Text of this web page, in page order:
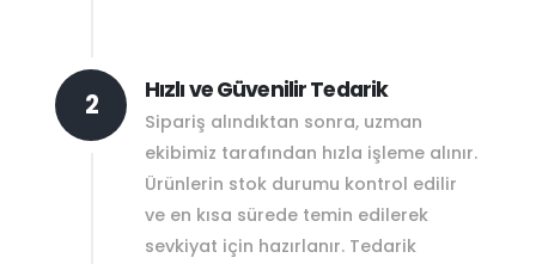
2 Hızlı ve Güvenilir Tedarik
Sipariş alındıktan sonra, uzman
ekibimiz tarafından hızla işleme alınır.
Ürünlerin stok durumu kontrol edilir
ve en kısa sürede temin edilerek
sevkiyat için hazırlanır. Tedarik